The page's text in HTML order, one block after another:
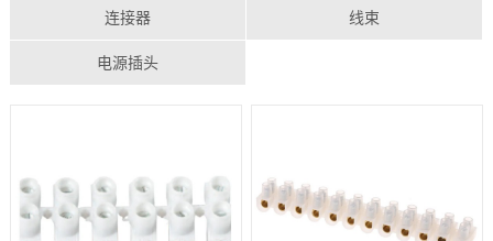
连接器 线束
电源插头